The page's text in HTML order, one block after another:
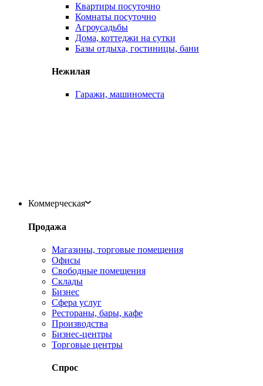
Квартиры посуточно
Комнаты посуточно
Агроусадьбы
Дома, коттеджи на сутки
Базы отдыха, гостиницы, бани
Нежилая
Гаражи, машиноместа
Коммерческая
Продажа
Магазины, торговые помещения
Офисы
Свободные помещения
Склады
Бизнес
Сфера услуг
Рестораны, бары, кафе
Производства
Бизнес-центры
Торговые центры
Спрос